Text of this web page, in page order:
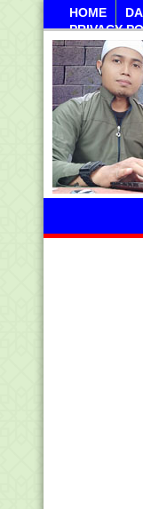
HOME
PRIVACY